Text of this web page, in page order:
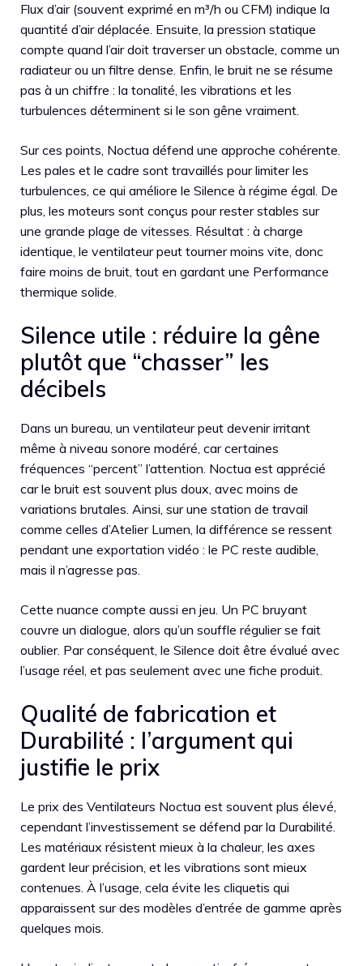
Flux d’air (souvent exprimé en m³/h ou CFM) indique la
quantité d’air déplacée. Ensuite, la pression statique
compte quand l’air doit traverser un obstacle, comme un
radiateur ou un filtre dense. Enfin, le bruit ne se résume
pas à un chiffre : la tonalité, les vibrations et les
turbulences déterminent si le son gêne vraiment.
Sur ces points, Noctua défend une approche cohérente.
Les pales et le cadre sont travaillés pour limiter les
turbulences, ce qui améliore le Silence à régime égal. De
plus, les moteurs sont conçus pour rester stables sur
une grande plage de vitesses. Résultat : à charge
identique, le ventilateur peut tourner moins vite, donc
faire moins de bruit, tout en gardant une Performance
thermique solide.
Silence utile : réduire la gêne
plutôt que “chasser” les
décibels
Dans un bureau, un ventilateur peut devenir irritant
même à niveau sonore modéré, car certaines
fréquences “percent” l’attention. Noctua est apprécié
car le bruit est souvent plus doux, avec moins de
variations brutales. Ainsi, sur une station de travail
comme celles d’Atelier Lumen, la différence se ressent
pendant une exportation vidéo : le PC reste audible,
mais il n’agresse pas.
Cette nuance compte aussi en jeu. Un PC bruyant
couvre un dialogue, alors qu’un souffle régulier se fait
oublier. Par conséquent, le Silence doit être évalué avec
l’usage réel, et pas seulement avec une fiche produit.
Qualité de fabrication et
Durabilité : l’argument qui
justifie le prix
Le prix des Ventilateurs Noctua est souvent plus élevé,
cependant l’investissement se défend par la Durabilité.
Les matériaux résistent mieux à la chaleur, les axes
gardent leur précision, et les vibrations sont mieux
contenues. À l’usage, cela évite les cliquetis qui
apparaissent sur des modèles d’entrée de gamme après
quelques mois.